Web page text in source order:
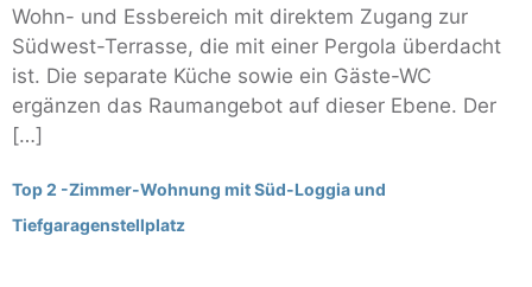
Wohn- und Essbereich mit direktem Zugang zur
Südwest-Terrasse, die mit einer Pergola überdacht
ist. Die separate Küche sowie ein Gäste-WC
ergänzen das Raumangebot auf dieser Ebene. Der
[…]
Top 2 -Zimmer-Wohnung mit Süd-Loggia und
Tiefgaragenstellplatz